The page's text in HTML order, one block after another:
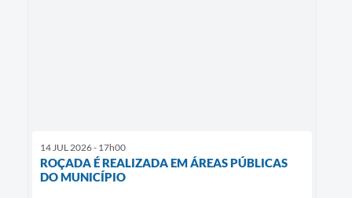
14 JUL 2026 - 17h00
ROÇADA É REALIZADA EM ÁREAS PÚBLICAS
DO MUNICÍPIO